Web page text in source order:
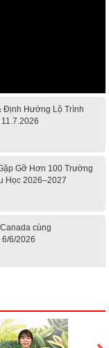
Định Hướng Lộ Trình
Gỡ Hơn 100 Trường
Học 2026–2027
cùng
6/2026
- Đại học Mỹ học phí